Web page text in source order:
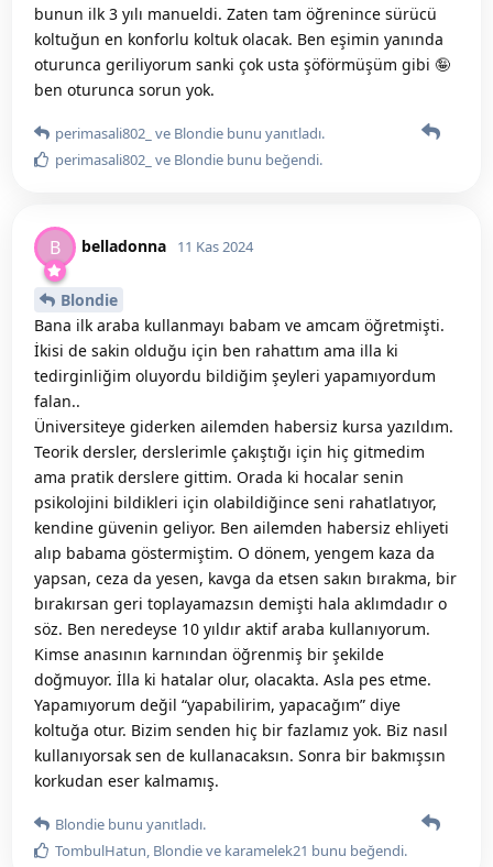
bunun ilk 3 yılı manueldi. Zaten tam öğrenince sürücü
koltuğun en konforlu koltuk olacak. Ben eşimin yanında
oturunca geriliyorum sanki çok usta şöförmüşüm gibi 🤪
ben oturunca sorun yok.
perimasali802_ ve Blondie bunu yanıtladı.
perimasali802_ ve Blondie bunu beğendi.
B belladonna 11 Kas 2024
Blondie
Bana ilk araba kullanmayı babam ve amcam öğretmişti.
İkisi de sakin olduğu için ben rahattım ama illa ki
tedirginliğim oluyordu bildiğim şeyleri yapamıyordum
falan..
Üniversiteye giderken ailemden habersiz kursa yazıldım.
Teorik dersler, derslerimle çakıştığı için hiç gitmedim
ama pratik derslere gittim. Orada ki hocalar senin
psikolojini bildikleri için olabildiğince seni rahatlatıyor,
kendine güvenin geliyor. Ben ailemden habersiz ehliyeti
alıp babama göstermiştim. O dönem, yengem kaza da
yapsan, ceza da yesen, kavga da etsen sakın bırakma, bir
bırakırsan geri toplayamazsın demişti hala aklımdadır o
söz. Ben neredeyse 10 yıldır aktif araba kullanıyorum.
Kimse anasının karnından öğrenmiş bir şekilde
doğmuyor. İlla ki hatalar olur, olacakta. Asla pes etme.
Yapamıyorum değil “yapabilirim, yapacağım” diye
koltuğa otur. Bizim senden hiç bir fazlamız yok. Biz nasıl
kullanıyorsak sen de kullanacaksın. Sonra bir bakmışsın
korkudan eser kalmamış.
Blondie bunu yanıtladı.
TombulHatun Blondieve karamelek21 bunu beğendi.